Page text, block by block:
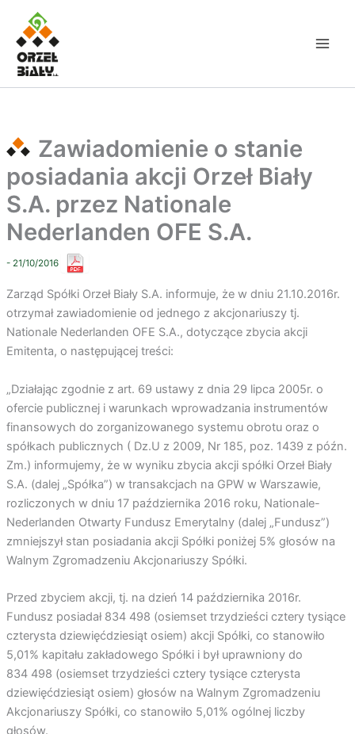
Przejdź
treści
Zawiadomienie o stanie
posiadania akcji Orzeł Biały
S.A. przez Nationale
Nederlanden OFE S.A.
- 21/10/2016
Zarząd Spółki Orzeł Biały S.A. informuje, że w dniu 21.10.2016r.
otrzymał zawiadomienie od jednego z akcjonariuszy tj.
Nationale Nederlanden OFE S.A., dotyczące zbycia akcji
Emitenta, o następującej treści:
„Działając zgodnie z art. 69 ustawy z dnia 29 lipca 2005r. o
ofercie publicznej i warunkach wprowadzania instrumentów
finansowych do zorganizowanego systemu obrotu oraz o
spółkach publicznych ( Dz.U z 2009, Nr 185, poz. 1439 z późn.
Zm.) informujemy, że w wyniku zbycia akcji spółki Orzeł Biały
S.A. (dalej „Spółka”) w transakcjach na GPW w Warszawie,
rozliczonych w dniu 17 października 2016 roku, Nationale-
Nederlanden Otwarty Fundusz Emerytalny (dalej „Fundusz”)
zmniejszył stan posiadania akcji Spółki poniżej 5% głosów na
Walnym Zgromadzeniu Akcjonariuszy Spółki.
Przed zbyciem akcji, tj. na dzień 14 października 2016r.
Fundusz posiadał 834 498 (osiemset trzydzieści cztery tysiące
czterysta dziewięćdziesiąt osiem) akcji Spółki, co stanowiło
5,01% kapitału zakładowego Spółki i był uprawniony do
834 498 (osiemset trzydzieści cztery tysiące czterysta
dziewięćdziesiąt osiem) głosów na Walnym Zgromadzeniu
Akcjonariuszy Spółki, co stanowiło 5,01% ogólnej liczby
głosów.